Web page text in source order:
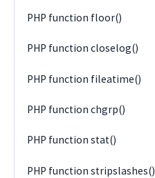
PHP function floor()
PHP function closelog()
PHP function fileatime()
PHP function chgrp()
PHP function stat()
PHP function stripslashes()